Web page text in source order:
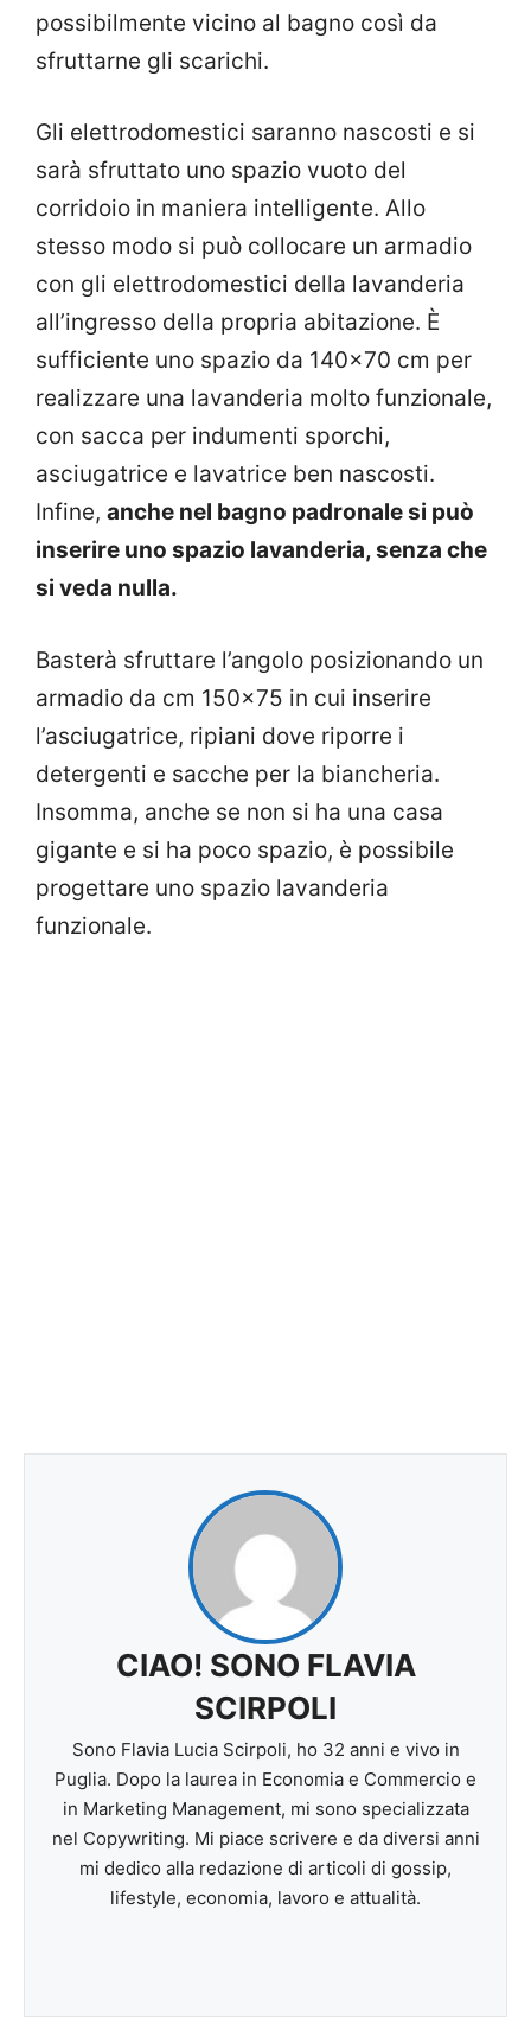
possibilmente vicino al bagno così da
sfruttarne gli scarichi.
Gli elettrodomestici saranno nascosti e si
sarà sfruttato uno spazio vuoto del
corridoio in maniera intelligente. Allo
stesso modo si può collocare un armadio
con gli elettrodomestici della lavanderia
all’ingresso della propria abitazione. È
sufficiente uno spazio da 140×70 cm per
realizzare una lavanderia molto funzionale,
con sacca per indumenti sporchi,
asciugatrice e lavatrice ben nascosti.
Infine, anche nel bagno padronale si può
inserire uno spazio lavanderia, senza che
si veda nulla.
Basterà sfruttare l’angolo posizionando un
armadio da cm 150×75 in cui inserire
l’asciugatrice, ripiani dove riporre i
detergenti e sacche per la biancheria.
Insomma, anche se non si ha una casa
gigante e si ha poco spazio, è possibile
progettare uno spazio lavanderia
funzionale.
CIAO! SONO FLAVIA
SCIRPOLI
Sono Flavia Lucia Scirpoli, ho 32 anni e vivo in
Puglia. Dopo la laurea in Economia e Commercio e
in Marketing Management, mi sono specializzata
nel Copywriting. Mi piace scrivere e da diversi anni
mi dedico alla redazione di articoli di gossip,
lifestyle, economia, lavoro e attualità.